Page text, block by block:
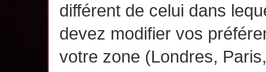
différent de celui dans
devez modifier vos
votre zone (Londres,